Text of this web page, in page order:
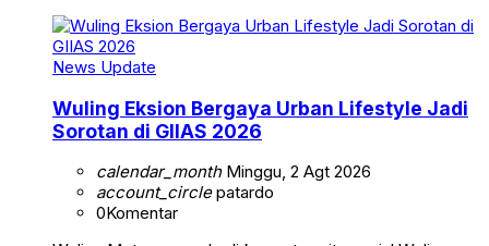
News Update
Wuling Eksion Bergaya Urban Lifestyle Jadi
Sorotan di GIIAS 2026
calendar_monthMinggu, 2 Agt 2026
account_circlepatardo
0Komentar